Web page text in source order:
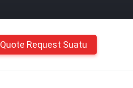
Quote Request Suatu